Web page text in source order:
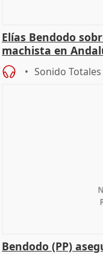
Elías Bendodo
machista en
Sonido Totales
Bendodo (PP)